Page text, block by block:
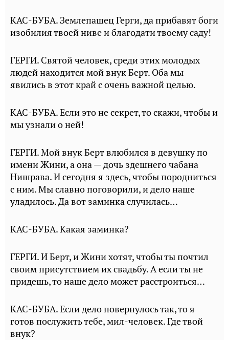
КАС-БУБА. Землепашец Герги, да прибавят боги
изобилия твоей ниве и благодати твоему саду!
ГЕРГИ. Святой человек, среди этих молодых
людей находится мой внук Берт. Оба мы
явились в этот край с очень важной целью.
КАС-БУБА. Если это не секрет, то скажи, чтобы и
мы узнали о ней!
ГЕРГИ. Мой внук Берт влюбился в девушку по
имени Жини, а она — дочь здешнего чабана
Нишрава. И сегодня я здесь, чтобы породниться
с ним. Мы славно поговорили, и дело наше
уладилось. Да вот заминка случилась…
КАС-БУБА. Какая заминка?
ГЕРГИ. И Берт, и Жини хотят, чтобы ты почтил
своим присутствием их свадьбу. А если ты не
придешь, то наше дело может расстроиться…
КАС-БУБА. Если дело повернулось так, то я
готов послужить тебе, мил-человек. Где твой
внук?